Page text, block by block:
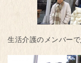
生活介護のメンバーで